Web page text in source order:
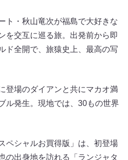
ト・秋山竜次が福島で大好きな
を交互に巡る旅。出発前から即
ド全開で、旅猿史上、最高の写
登場のダイアンと共にマカオ満
ル発生。現地では、30もの世界
ペシャルお買得版」は、初登場
の出身地を訪れる「ランジャタ